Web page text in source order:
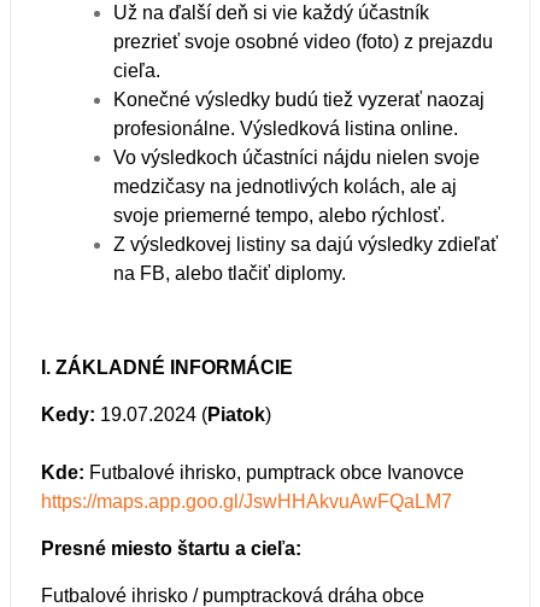
Už na ďalší deň si vie každý účastník
prezrieť svoje osobné video (foto) z prejazdu
cieľa.
Konečné výsledky budú tiež vyzerať naozaj
profesionálne. Výsledková listina online.
Vo výsledkoch účastníci nájdu nielen svoje
medzičasy na jednotlivých kolách, ale aj
svoje priemerné tempo, alebo rýchlosť.
Z výsledkovej listiny sa dajú výsledky zdieľať
na FB, alebo tlačiť diplomy.
I. ZÁKLADNÉ INFORMÁCIE
Kedy: 19.07.2024 (Piatok)
Kde: Futbalové ihrisko, pumptrack obce Ivanovce
https://maps.app.goo.gl/JswHHAkvuAwFQaLM7
Presné miesto štartu a cieľa:
Futbalové ihrisko / pumptracková dráha obce